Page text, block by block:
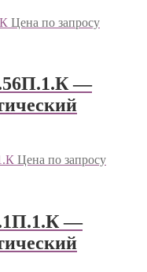
Цена по запросу
—
Цена по запросу
—